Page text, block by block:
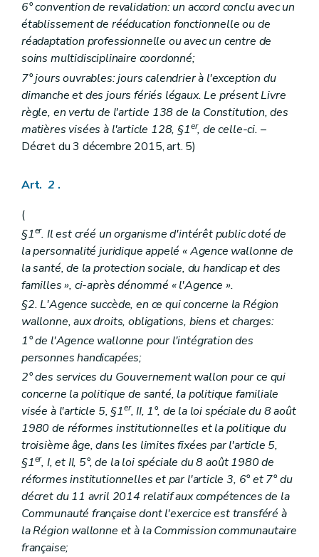
Art. 26/3
Art.
26/4
Art.26/5
Art.26/6
TitreIII
Personnel
Art. 27
Art.27/1
TitreIV
Ressources, budget, comptabilité et comptes
Art.28
Art.28/1
Art.
28/2
Art.28/3
Art. 28/9
Art. 28/10
Titre
V
Contrat de gestion
Art.29
Art.29/1
Art.29/2
29/3
Art.29/4
TitreVI
Contrôle
Art.30
30/1
Art. 30/2
LivreII
Recours et Commission d'avis sur les recours
TitreI er
Dispositions générales
Art. 31
Art. 32
TitreII
Composition
Art. 33
Art. 34
Art. 35
TitreIII
Procédure de recours
Art. 36
Art. 37
6° convention de revalidation: un accord conclu avec un
établissement de rééducation fonctionnelle ou de
réadaptation professionnelle ou avec un centre de
soins multidisciplinaire coordonné;
7° jours ouvrables: jours calendrier à l'exception du
dimanche et des jours fériés légaux. Le présent Livre
règle, en vertu de l'article 138 de la Constitution, des
matières visées à l'article 128, §1er, de celle-ci. –
Décret du 3 décembre 2015, art. 5)
Art. 2 .
(
§1er. Il est créé un organisme d'intérêt public doté de
la personnalité juridique appelé « Agence wallonne de
la santé, de la protection sociale, du handicap et des
familles », ci-après dénommé « l'Agence ».
§2. L'Agence succède, en ce qui concerne la Région
wallonne, aux droits, obligations, biens et charges:
1° de l'Agence wallonne pour l'intégration des
personnes handicapées;
2° des services du Gouvernement wallon pour ce qui
concerne la politique de santé, la politique familiale
visée à l'article 5, §1er, II, 1°, de la loi spéciale du 8 août
1980 de réformes institutionnelles et la politique du
troisième âge, dans les limites fixées par l'article 5,
§1er, I, et II, 5°, de la loi spéciale du 8 août 1980 de
réformes institutionnelles et par l'article 3, 6° et 7° du
décret du 11 avril 2014 relatif aux compétences de la
Communauté française dont l'exercice est transféré à
la Région wallonne et à la Commission communautaire
française;